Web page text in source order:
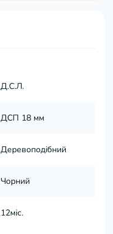
Д.С.Л.
ДСП 18 мм
Деревоподібний
Чорний
12міс.